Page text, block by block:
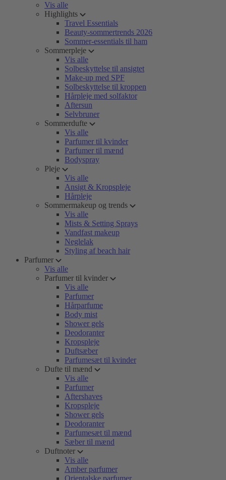
Vis alle
Highlights
Travel Essentials
Beauty-sommertrends 2026
Sommer-essentials til ham
Sommerpleje
Vis alle
Solbeskyttelse til ansigtet
Make-up med SPF
Solbeskyttelse til kroppen
Hårpleje med solfaktor
Aftersun
Selvbruner
Sommerdufte
Vis alle
Parfumer til kvinder
Parfumer til mænd
Bodyspray
Pleje
Vis alle
Ansigt & Kropspleje
Hårpleje
Sommermakeup og trends
Vis alle
Mists & Setting Sprays
Vandfast makeup
Neglelak
Styling af beach hair
Parfumer
Vis alle
Parfumer til kvinder
Vis alle
Parfumer
Hårparfume
Body mist
Shower gels
Deodoranter
Kropspleje
Duftsæber
Parfumesæt til kvinder
Dufte til mænd
Vis alle
Parfumer
Aftershaves
Kropspleje
Shower gels
Deodoranter
Parfumesæt til mænd
Sæber til mænd
Duftnoter
Vis alle
Amber parfumer
Orientalske parfumer